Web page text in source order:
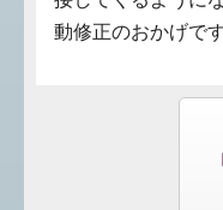
動修正のおかげで